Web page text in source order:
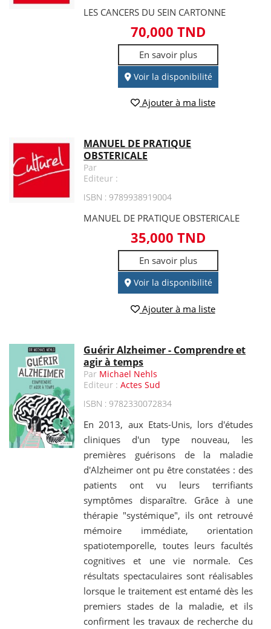
LES CANCERS DU SEIN CARTONNE
70,000 TND
En savoir plus
Voir la disponibilité
Ajouter à ma liste
MANUEL DE PRATIQUE
OBSTERICALE
Par
Editeur :
ISBN : 9789938919004
MANUEL DE PRATIQUE OBSTERICALE
35,000 TND
En savoir plus
Voir la disponibilité
Ajouter à ma liste
Guérir Alzheimer - Comprendre et
agir à temps
Par Michael Nehls
Editeur :Actes Sud
ISBN : 9782330072834
En 2013, aux Etats-Unis, lors d'études
cliniques d'un type nouveau, les
premières guérisons de la maladie
d'Alzheimer ont pu être constatées : des
patients ont vu leurs terrifiants
symptômes disparaître. Grâce à une
thérapie "systémique", ils ont retrouvé
mémoire immédiate, orientation
spatiotemporelle, toutes leurs facultés
cognitives et une vie normale. Ces
résultats spectaculaires sont réalisables
lorsque le traitement est entamé dès les
premiers stades de la maladie, et ils
confirment les travaux de recherche du